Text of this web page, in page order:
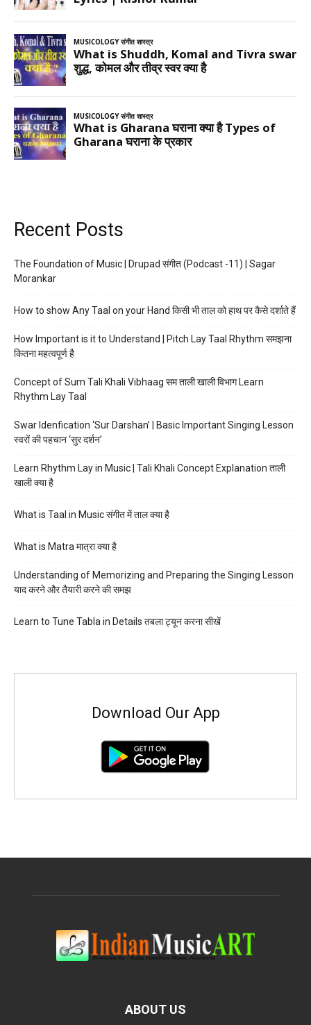
Recent Posts
The Foundation of Music | Drupad संगीत (Podcast -11) | Sagar
Morankar
How to show Any Taal on your Hand किसी भी ताल को हाथ पर कैसे दर्शाते हैं
How Important is it to Understand | Pitch Lay Taal Rhythm समझना
कितना महत्वपूर्ण है
Concept of Sum Tali Khali Vibhaag सम ताली खाली विभाग Learn
Rhythm Lay Taal
Swar Idenfication ‘Sur Darshan’ | Basic Important Singing Lesson
स्वरों की पहचान ‘सुर दर्शन’
Learn Rhythm Lay in Music | Tali Khali Concept Explanation ताली
खाली क्या है
What is Taal in Music संगीत में ताल क्या है
What is Matra मात्रा क्या है
Understanding of Memorizing and Preparing the Singing Lesson
याद करने और तैयारी करने की समझ
Learn to Tune Tabla in Details तबला ट्यून करना सीखें
Download Our App
ABOUT US